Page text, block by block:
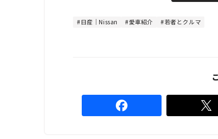
日産｜Nissan 愛車紹介 若者とクルマ